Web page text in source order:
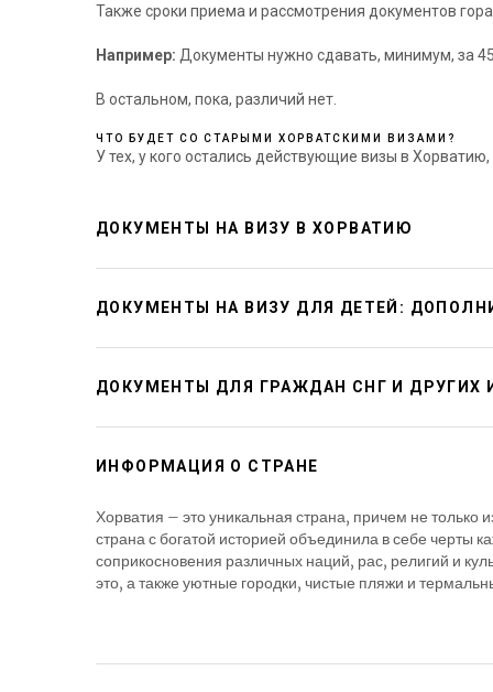
Также сроки приема и рассмотрения документов
Например: Документы нужно сдавать, минимум, за
В остальном, пока, различий нет.
ЧТО БУДЕТ СО СТАРЫМИ ХОРВАТСКИМИ ВИЗАМИ?
У тех, у кого остались действующие визы в
ДОКУМЕНТЫ НА ВИЗУ В ХОРВАТИЮ
ДОКУМЕНТЫ НА ВИЗУ ДЛЯ ДЕТЕЙ:
ДОКУМЕНТЫ ДЛЯ ГРАЖДАН СНГ И
ИНФОРМАЦИЯ О СТРАНЕ
Хорватия – это уникальная страна, причем не
страна с богатой историей объединила в себе
соприкосновения различных наций, рас, религий и
это, а также уютные городки, чистые пляжи и